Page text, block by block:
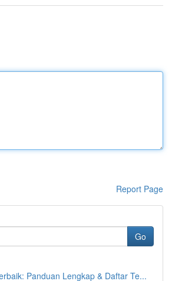
Report Page
Go
Panduan Lengkap & Daftar Te...